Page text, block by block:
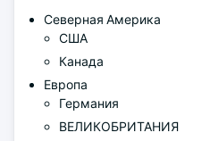
Северная Америка
США
Канада
Европа
Германия
ВЕЛИКОБРИТАНИЯ